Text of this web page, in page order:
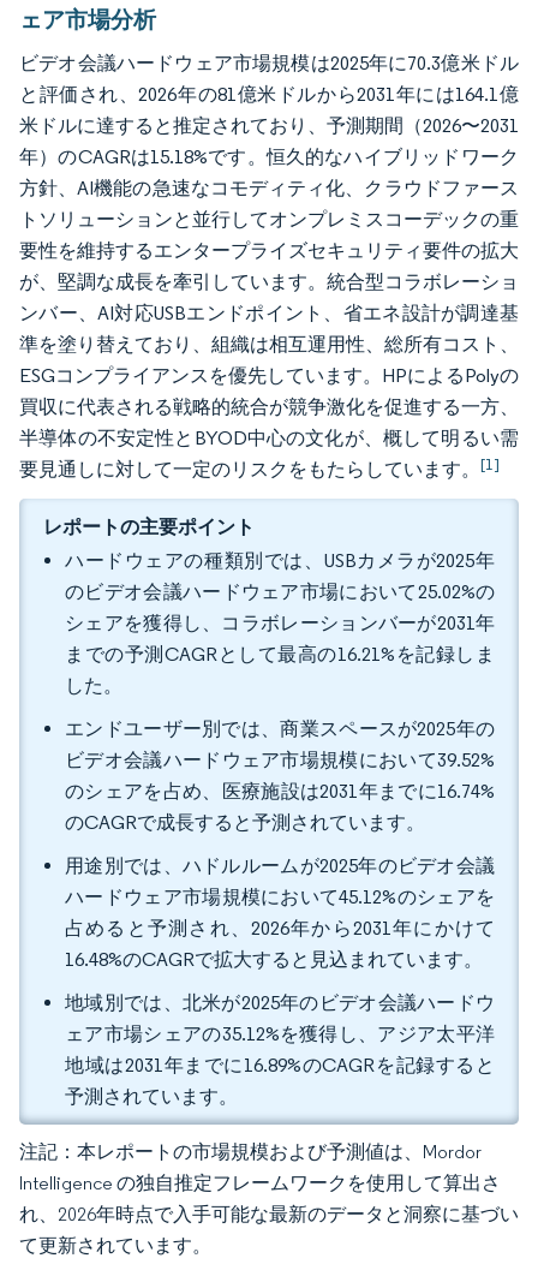
ェア市場分析
ビデオ会議ハードウェア市場規模は2025年に70.3億米ドル
と評価され、2026年の81億米ドルから2031年には164.1億
米ドルに達すると推定されており、予測期間（2026〜2031
年）のCAGRは15.18%です。恒久的なハイブリッドワーク
方針、AI機能の急速なコモディティ化、クラウドファース
トソリューションと並行してオンプレミスコーデックの重
要性を維持するエンタープライズセキュリティ要件の拡大
が、堅調な成長を牽引しています。統合型コラボレーショ
ンバー、AI対応USBエンドポイント、省エネ設計が調達基
準を塗り替えており、組織は相互運用性、総所有コスト、
ESGコンプライアンスを優先しています。HPによるPolyの
買収に代表される戦略的統合が競争激化を促進する一方、
半導体の不安定性とBYOD中心の文化が、概して明るい需
要見通しに対して一定のリスクをもたらしています。 [1]
レポートの主要ポイント
ハードウェアの種類別では、USBカメラが2025年
のビデオ会議ハードウェア市場において25.02%の
シェアを獲得し、コラボレーションバーが2031年
までの予測CAGRとして最高の16.21%を記録しま
した。
エンドユーザー別では、商業スペースが2025年の
ビデオ会議ハードウェア市場規模において39.52%
のシェアを占め、医療施設は2031年までに16.74%
のCAGRで成長すると予測されています。
用途別では、ハドルルームが2025年のビデオ会議
ハードウェア市場規模において45.12%のシェアを
占めると予測され、2026年から2031年にかけて
16.48%のCAGRで拡大すると見込まれています。
地域別では、北米が2025年のビデオ会議ハードウ
ェア市場シェアの35.12%を獲得し、アジア太平洋
地域は2031年までに16.89%のCAGRを記録すると
予測されています。
注記：本レポートの市場規模および予測値は、Mordor
Intelligence の独自推定フレームワークを使用して算出さ
れ、2026年時点で入手可能な最新のデータと洞察に基づい
て更新されています。